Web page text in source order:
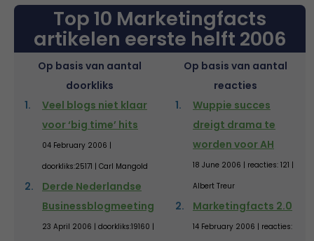
Top 10 Marketingfacts
artikelen eerste helft 2006
Op basis van aantal
doorkliks
Veel blogs niet klaar
voor ‘big time’ hits
04 February 2006 |
doorkliks:25171 | Carl Mangold
Derde Nederlandse
Businessblogmeeting
23 April 2006 | doorkliks:19160 |
Op basis van aantal
reacties
Wuppie succes
dreigt drama te
worden voor AH
18 June 2006 | reacties: 121 |
Albert Treur
Marketingfacts 2.0
14 February 2006 | reacties: